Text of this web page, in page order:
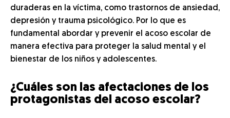
duraderas en la víctima, como trastornos de ansiedad,
depresión y trauma psicológico. Por lo que es
fundamental abordar y prevenir el acoso escolar de
manera efectiva para proteger la salud mental y el
bienestar de los niños y adolescentes.
¿Cuáles son las afectaciones de los
protagonistas del acoso escolar?